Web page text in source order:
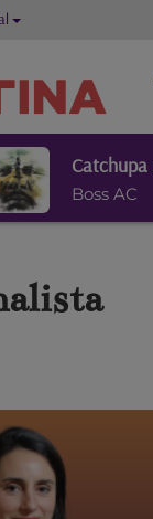
Catchupa
Boss AC